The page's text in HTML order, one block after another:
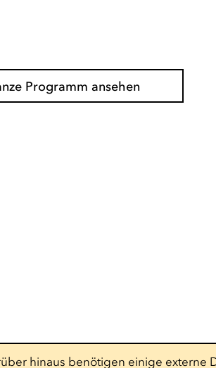
Programm ansehen
hinaus benötigen einige externe